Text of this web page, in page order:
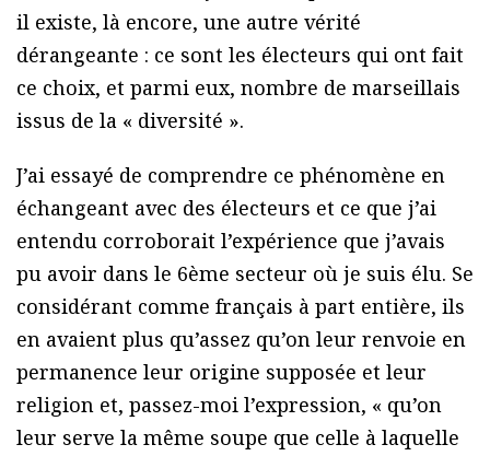
il existe, là encore, une autre vérité
dérangeante : ce sont les électeurs qui ont fait
ce choix, et parmi eux, nombre de marseillais
issus de la « diversité ».
J’ai essayé de comprendre ce phénomène en
échangeant avec des électeurs et ce que j’ai
entendu corroborait l’expérience que j’avais
pu avoir dans le 6ème secteur où je suis élu. Se
considérant comme français à part entière, ils
en avaient plus qu’assez qu’on leur renvoie en
permanence leur origine supposée et leur
religion et, passez-moi l’expression, « qu’on
leur serve la même soupe que celle à laquelle